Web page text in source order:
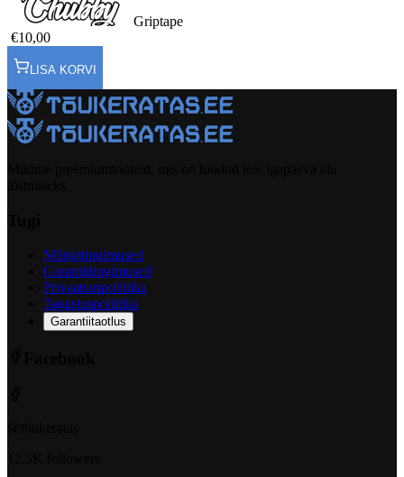
Griptape
€10,00
LISA KORVI
Müügitingimused
Garantiitingimused
Privaatsuspoliitika
Tagastuspoliitika
Garantiitaotlus